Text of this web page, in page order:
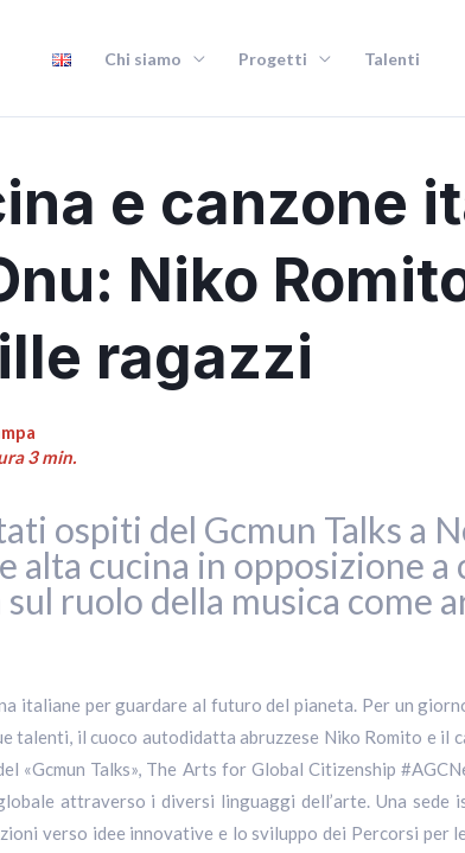
Chi siamo Progetti Talenti
e canzone
Niko
ragazzi
3 min.
ospiti del Gcmun Talks a
alta cucina in opposizione
sul ruolo della musica come
italiane per guardare al futuro del pianeta. Per un
talenti, il cuoco autodidatta abruzzese Niko Romito e il
«Gcmun Talks», The Arts for Global Citizenship
attraverso i diversi linguaggi dell’arte. Una
verso idee innovative e lo sviluppo dei Percorsi per